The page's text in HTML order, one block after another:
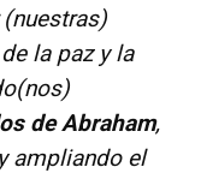
la paz y la
de Abraham,
ampliando el